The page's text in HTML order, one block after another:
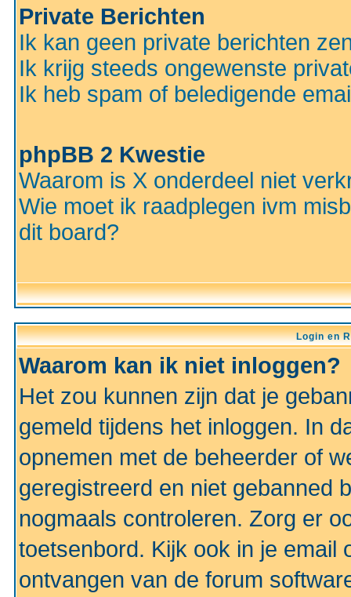
Private Berichten
Ik kan geen private berichten
Ik krijg steeds ongewenste
Ik heb spam of beledigende
phpBB 2 Kwestie
Waarom is X onderdeel niet
Wie moet ik raadplegen ivm
dit board?
Login en
Waarom kan ik niet inloggen?
Het zou kunnen zijn dat je
gemeld tijdens het inloggen. In
opnemen met de beheerder of
geregistreerd en niet gebanned
nogmaals controleren. Zorg er
toetsenbord. Kijk ook in je email
ontvangen van de forum